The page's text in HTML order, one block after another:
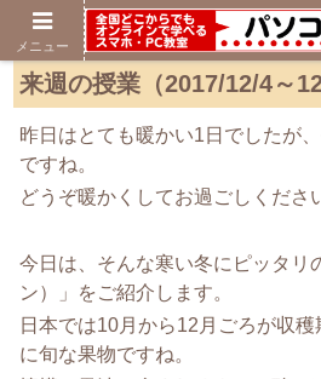
来週の授業（2017/12/4～
昨日はとても暖かい1日でしたが
ですね。
どうぞ暖かくしてお過ごしくださ
今日は、そんな寒い冬にピッタリ
ン）」をご紹介します。
日本では10月から12月ごろが収
に旬な果物ですね。
メニュー